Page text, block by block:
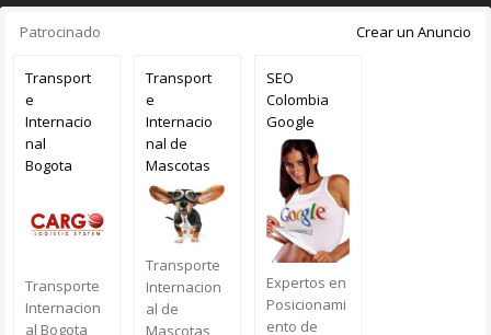
Patrocinado Crear un Anuncio
Transport
e
Internacio
nal
Bogota
Transporte
Internacion
al Bogota
Transport
e
Internacio
nal de
Mascotas
Transporte
Internacion
al de
Mascotas
SEO
Colombia
Google
Expertos en
Posicionami
ento de